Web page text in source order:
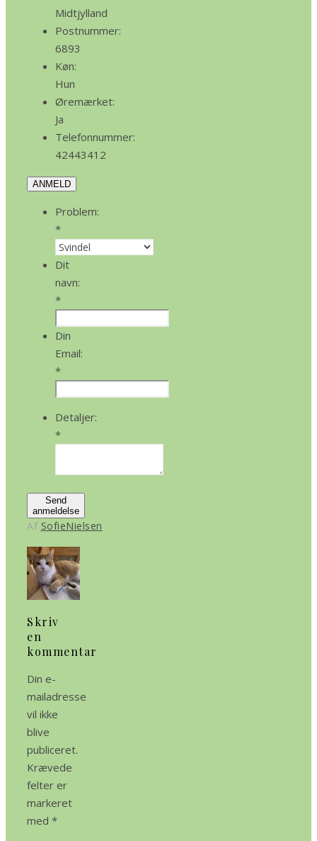
Midtjylland
Postnummer:
6893
Køn:
Hun
Øremærket:
Ja
Telefonnummer:
42443412
ANMELD
Problem:
*
Dit
navn:
*
Din
Email:
*
Detaljer:
*
Send
anmeldelse
Af SofieNielsen
Skriv
en
kommentar
Din e-
mailadresse
vil ikke
blive
publiceret.
Krævede
felter er
markeret
med *